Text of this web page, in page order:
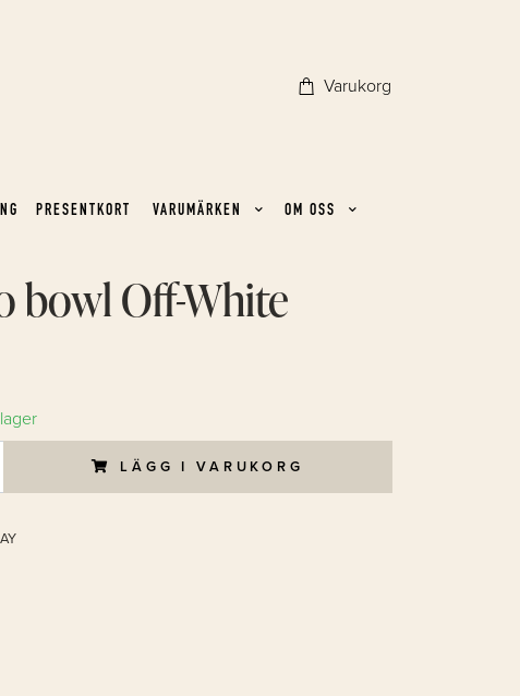
Varukorg
PRESENTKORT VARUMÄRKEN OM OSS
bowl Off-White
LÄGG I VARUKORG